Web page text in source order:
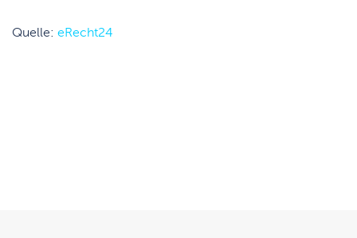
Quelle: eRecht24